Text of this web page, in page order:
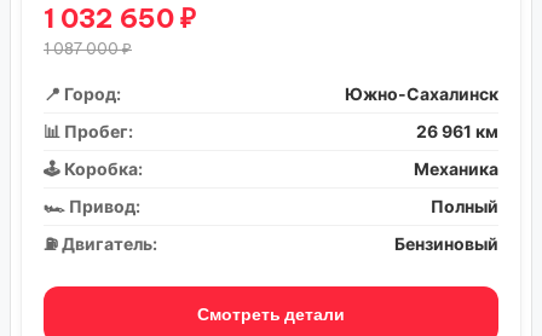
1 032 650 ₽
1 087 000 ₽
📍 Город:
Южно-Сахалинск
📊 Пробег:
26 961 км
🕹️ Коробка:
Механика
🏎️ Привод:
Полный
⛽ Двигатель:
Бензиновый
Смотреть детали